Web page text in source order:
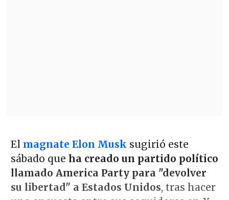
El magnate Elon Musk sugirió este
sábado que ha creado un partido político
llamado America Party para "devolver
su libertad" a Estados Unidos, tras hacer